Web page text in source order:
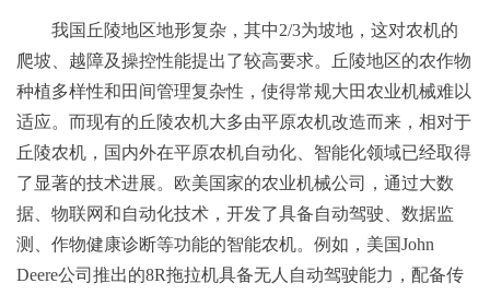
我国丘陵地区地形复杂，其中2/3为坡地，这对农机的
爬坡、越障及操控性能提出了较高要求。丘陵地区的农作物
种植多样性和田间管理复杂性，使得常规大田农业机械难以
适应。而现有的丘陵农机大多由平原农机改造而来，相对于
丘陵农机，国内外在平原农机自动化、智能化领域已经取得
了显著的技术进展。欧美国家的农业机械公司，通过大数
据、物联网和自动化技术，开发了具备自动驾驶、数据监
测、作物健康诊断等功能的智能农机。例如，美国John
Deere公司推出的8R拖拉机具备无人自动驾驶能力，配备传